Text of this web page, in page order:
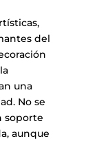
del
una
No se
soporte
aunque